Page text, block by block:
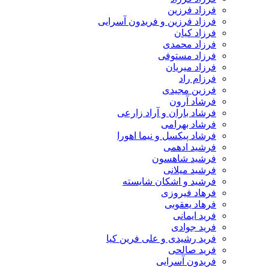
فرزاد فرزین
فرزاد فرزین و فریدون آسرایی
فرزاد کیان
فرزاد محمدی
فرزاد مستوفی
فرزاد میریان
فرزام راد
فرزین مجیدی
فرشاد آرون
فرشاد باران و آراد زارعی
فرشاد بهرامی
فرشاد پیکسل و نیما اهورا
فرشید ادهمی
فرشید شاهسون
فرشید میلانی
فرشید و اشکان شایسته
فرهاد فیروزی
فرهاد یعقوبی
فرید ایمانی
فرید جوادی
فرید رشیدی و علی فرین کیا
فرید صالحی
فریدون آسرایی